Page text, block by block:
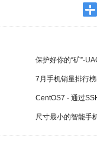
保护好你的“矿”-
7月手机销量排行
CentOS7 - 通过
尺寸最小的智能手